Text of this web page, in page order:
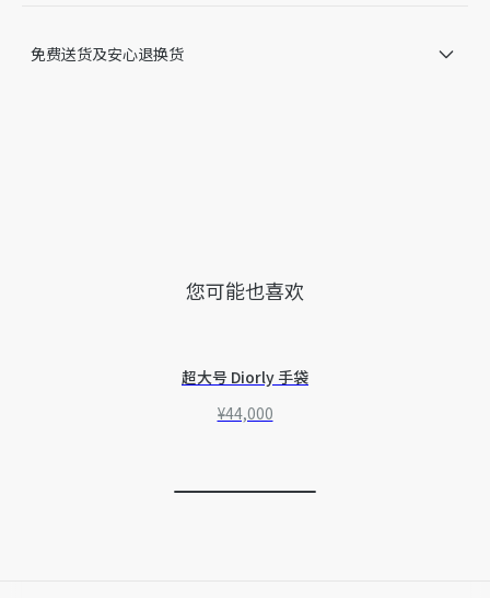
在色差、尺码误差、成分含量误差或其他细节误差，网站展示的
免费送货及安心退换货
您可能也喜欢
超大号 Diorly 手袋
¥44,000